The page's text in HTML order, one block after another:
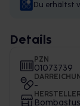
Du erhältst
Details
PZN
01073739
-
HERSTELLER